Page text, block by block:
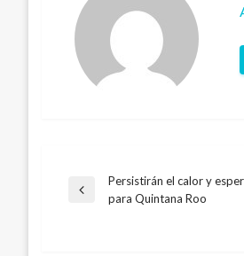
Entrada
Persistirán el calor y
para Quintana Roo